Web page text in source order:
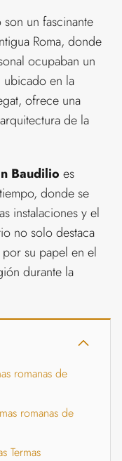
son un fascinante
Roma, donde
ocupaban un
ubicado en la
ofrece una
de la
Baudilio es
donde se
instalaciones y el
no solo destaca
su papel en el
durante la
romanas de
romanas de
Termas